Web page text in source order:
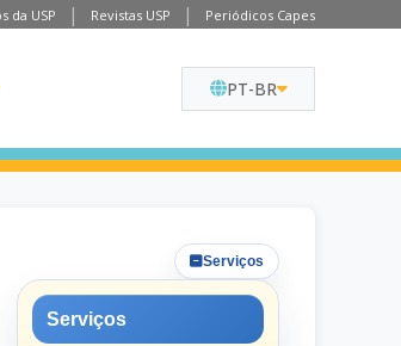
da USP Revistas USP Periódicos Capes
PT-BR
Serviços
Serviços